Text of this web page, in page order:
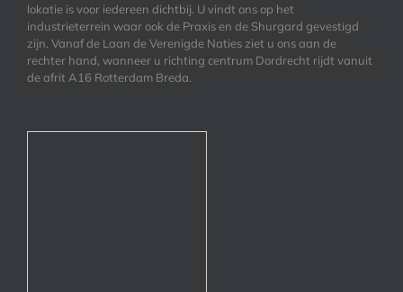
lokatie is voor iedereen dichtbij. U vindt ons op het
industrieterrein waar ook de Praxis en de Shurgard gevestigd
zijn. Vanaf de Laan de Verenigde Naties ziet u ons aan de
rechter hand, wanneer u richting centrum Dordrecht rijdt vanuit
de afrit A16 Rotterdam Breda.